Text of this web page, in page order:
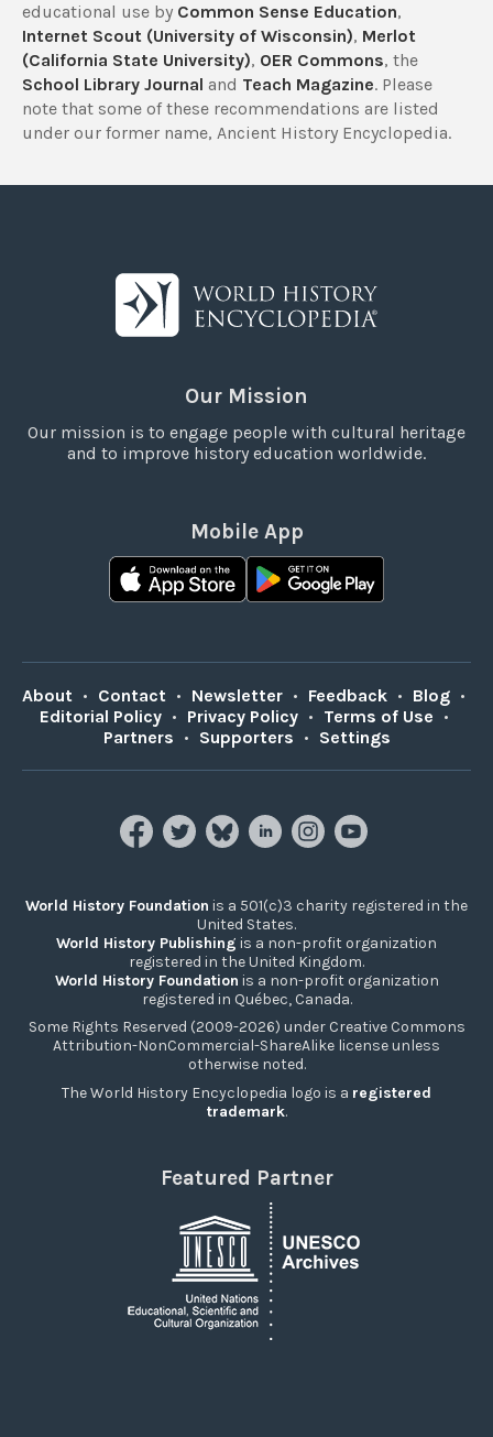
educational use by Common Sense Education,
Internet Scout (University of Wisconsin), Merlot
(California State University), OER Commons, the
School Library Journal and Teach Magazine. Please
note that some of these recommendations are listed
under our former name, Ancient History Encyclopedia.
Our Mission
Our mission is to engage people with cultural heritage
and to improve history education worldwide.
Mobile App
About • Contact • Newsletter • Feedback • Blog •
Editorial Policy • Privacy Policy • Terms of Use •
Partners • Supporters • Settings
World History Foundation is a 501(c)3 charity registered in the
United States.
World History Publishing is a non-profit organization
registered in the United Kingdom.
World History Foundation is a non-profit organization
registered in Québec, Canada.
Some Rights Reserved (2009-2026) under Creative Commons
Attribution-NonCommercial-ShareAlike license unless
otherwise noted.
The World History Encyclopedia logo is a registered
trademark.
Featured Partner